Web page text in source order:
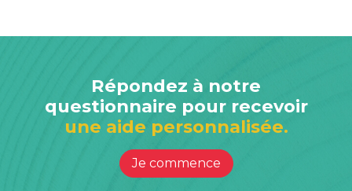
Répondez à notre
questionnaire pour recevoir
une aide personnalisée.
Je commence